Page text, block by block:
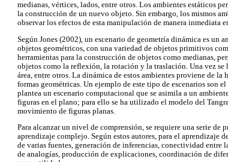
medianas, vértices, lados, entre otros. Los ambientes estáticos
la construcción de un nuevo objeto. Sin embargo, los mismos
observar los efectos de esta manipulación de manera inmediata
Según Jones (2002), un escenario de geometría dinámica es un
objetos geométricos, con una variedad de objetos primitivos
herramientas para la construcción de objetos como medianas,
objetos como la reflexión, la rotación y la traslación. Una vez
área, entre otros. La dinámica de estos ambientes proviene de
formas geométricas. Un ejemplo de este tipo de escenarios son
plantea un escenario computacional que se asimila a un
figuras en el plano; para ello se ha utilizado el modelo del
movimiento de figuras planas.
Para alcanzar un nivel de comprensión, se requiere una serie de
aprendizaje complejo. Según estos autores, para el aprendizaje
de varias fuentes, generación de inferencias, conectividad
de analogías, producción de explicaciones, coordinación de